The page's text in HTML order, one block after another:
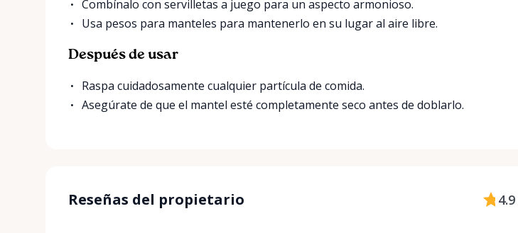
Combínalo con servilletas a juego para un aspecto armonioso.
Usa pesos para manteles para mantenerlo en su lugar al aire libre.
Después de usar
Raspa cuidadosamente cualquier partícula de comida.
Asegúrate de que el mantel esté completamente seco antes de doblarlo.
Reseñas del propietario 4.9